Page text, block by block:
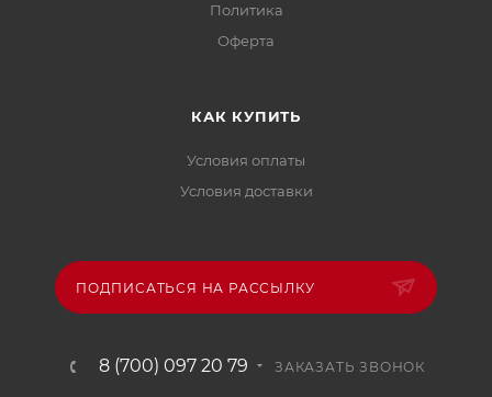
Политика
Офертa
КАК КУПИТЬ
Условия оплаты
Условия доставки
ПОДПИСАТЬСЯ НА РАССЫЛКУ
8 (700) 097 20 79 ЗАКАЗАТЬ ЗВОНОК